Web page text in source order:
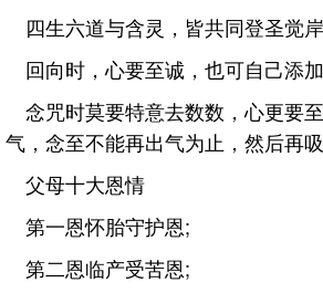
四生六道与含灵，皆共同登圣觉岸
回向时，心要至诚，也可自己添加
念咒时莫要特意去数数，心更要
气，念至不能再出气为止，然后再吸
父母十大恩情
第一恩怀胎守护恩;
第二恩临产受苦恩;